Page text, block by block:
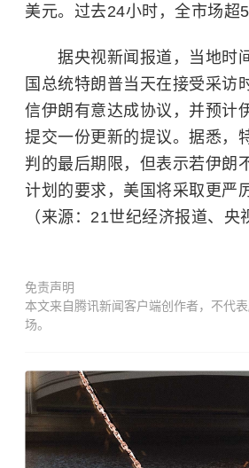
美元。过去24小时，全市场超5
据央视新闻报道，当地时
国总统特朗普当天在接受采访
信伊朗有意达成协议，并预计
提交一份更新的提议。据悉，
判的最后期限，但表示若伊朗
计划的要求，美国将采取更严
（来源：21世纪经济报道、央
免责声明
本文来自腾讯新闻客户端创作者，不代
场。